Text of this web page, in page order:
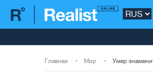
Главная Мир